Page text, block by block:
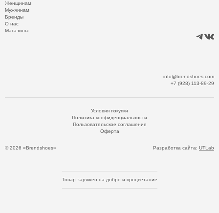
Женщинам
Мужчинам
Бренды
О нас
Магазины
info@brendshoes.com
+7 (928) 113-89-29
© 2026 «Brendshoes»
Условия покупки
Политика конфиденциальности
Пользовательское соглашение
Оферта
Разработка сайта: UTLab
Товар заряжен на добро и процветание